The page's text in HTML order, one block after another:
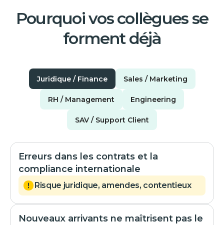
Pourquoi vos collègues se
forment déjà
Juridique / Finance Sales / Marketing
RH / Management Engineering
SAV / Support Client
Erreurs dans les contrats et la
compliance internationale
Risque juridique, amendes, contentieux
Nouveaux arrivants ne maîtrisent pas le